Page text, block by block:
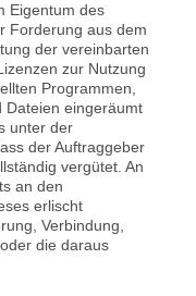
Eigentum des
Forderung aus dem
der vereinbarten
zur Nutzung
Programmen,
Dateien eingeräumt
unter der
der Auftraggeber
vergütet. An
an den
erlischt
Verbindung,
die daraus